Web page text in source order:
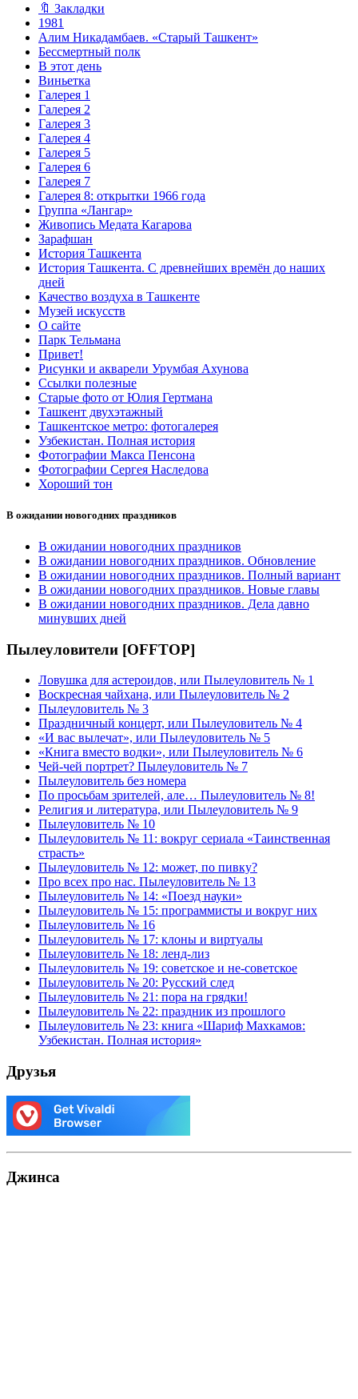
🔖 Закладки
1981
Алим Никадамбаев. «Старый Ташкент»
Бессмертный полк
В этот день
Виньетка
Галерея 1
Галерея 2
Галерея 3
Галерея 4
Галерея 5
Галерея 6
Галерея 7
Галерея 8: открытки 1966 года
Группа «Лангар»
Живопись Медата Кагарова
Зарафшан
История Ташкента
История Ташкента. С древнейших времён до наших
дней
Качество воздуха в Ташкенте
Музей искусств
О сайте
Парк Тельмана
Привет!
Рисунки и акварели Урумбая Ахунова
Ссылки полезные
Старые фото от Юлия Гертмана
Ташкент двухэтажный
Ташкентское метро: фотогалерея
Узбекистан. Полная история
Фотографии Макса Пенсона
Фотографии Сергея Наследова
Хороший тон
В ожидании новогодних праздников
В ожидании новогодних праздников
В ожидании новогодних праздников. Обновление
В ожидании новогодних праздников. Полный вариант
В ожидании новогодних праздников. Новые главы
В ожидании новогодних праздников. Дела давно
минувших дней
Пылеуловители [OFFTOP]
Ловушка для астероидов, или Пылеуловитель № 1
Воскресная чайхана, или Пылеуловитель № 2
Пылеуловитель № 3
Праздничный концерт, или Пылеуловитель № 4
«И вас вылечат», или Пылеуловитель № 5
«Книга вместо водки», или Пылеуловитель № 6
Чей-чей портрет? Пылеуловитель № 7
Пылеуловитель без номера
По просьбам зрителей, але… Пылеуловитель № 8!
Религия и литература, или Пылеуловитель № 9
Пылеуловитель № 10
Пылеуловитель № 11: вокруг сериала «Таинственная
страсть»
Пылеуловитель № 12: может, по пивку?
Про всех про нас. Пылеуловитель № 13
Пылеуловитель № 14: «Поезд науки»
Пылеуловитель № 15: программисты и вокруг них
Пылеуловитель № 16
Пылеуловитель № 17: клоны и виртуалы
Пылеуловитель № 18: ленд-лиз
Пылеуловитель № 19: советское и не-советское
Пылеуловитель № 20: Русский след
Пылеуловитель № 21: пора на грядки!
Пылеуловитель № 22: праздник из прошлого
Пылеуловитель № 23: книга «Шариф Махкамов:
Узбекистан. Полная история»
Друзья
Джинса